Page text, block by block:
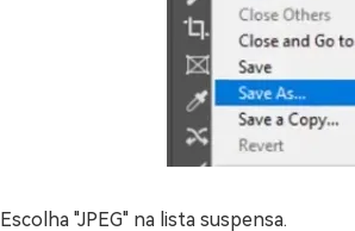
Escolha "JPEG" na lista suspensa.